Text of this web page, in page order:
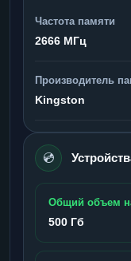
Частота памяти
2666 МГц
Производитель
Kingston
💿
Общий объем
500 Гб